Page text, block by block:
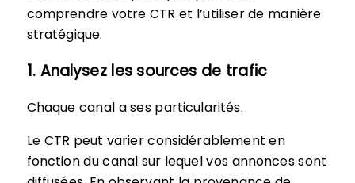
comprendre votre CTR et l’utiliser de manière
stratégique.
1. Analysez les sources de trafic
Chaque canal a ses particularités.
Le CTR peut varier considérablement en
fonction du canal sur lequel vos annonces sont